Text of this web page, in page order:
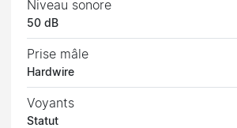
Niveau sonore
50 dB
Prise mâle
Hardwire
Voyants
Statut